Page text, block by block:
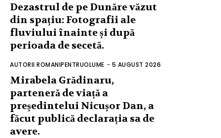
Dezastrul de pe Dunăre văzut
din spațiu: Fotografii ale
fluviului înainte și după
perioada de secetă.
AUTORII ROMANIPENTRUOLUME - 5 AUGUST 2026
Mirabela Grădinaru,
parteneră de viață a
președintelui Nicușor Dan, a
făcut publică declarația sa de
avere.